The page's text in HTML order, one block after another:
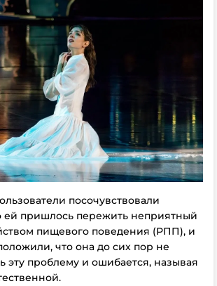
посочувствовали
ей пришлось пережить неприятный
пищевого поведения (РПП), и
что она до сих пор не
эту проблему и ошибается, называя